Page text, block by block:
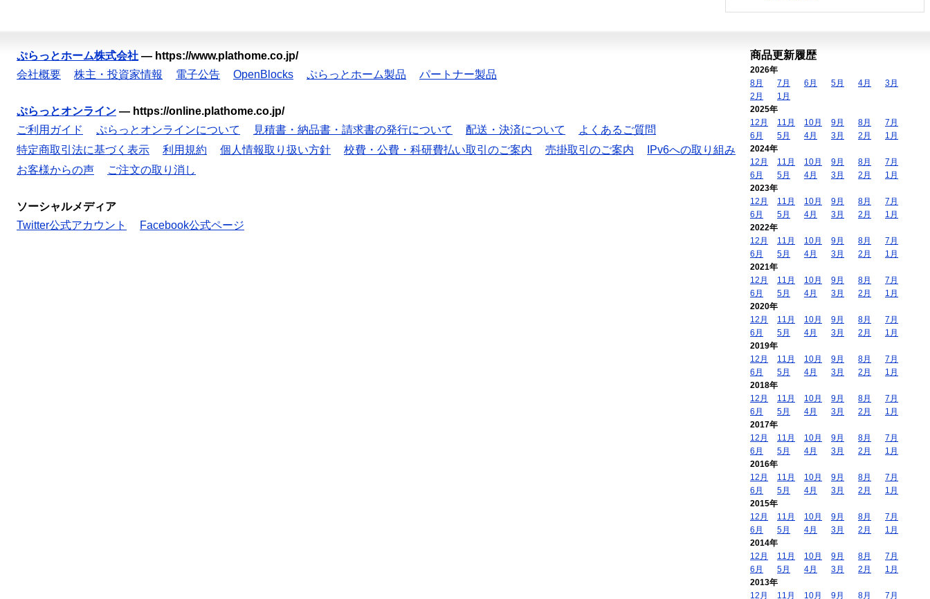
ぷらっとホーム株式会社 — https://www.plathome.co.jp/
会社概要
株主・投資家情報 電子公告 OpenBlocks ぷらっとホーム製品 パートナー製品
ぷらっとオンライン — https://online.plathome.co.jp/
ご利用ガイド
ぷらっとオンラインについて 見積書・納品書・請求書の発行について 配送・決済について
よくあるご質問
特定商取引法に基づく表示
利用規約 個人情報取り扱い方針 校費・公費・科研費払い取引のご案内 売掛取引のご案内
IPv6への取り組み
お客様からの声
ご注文の取り消し
ソーシャルメディア
Twitter公式アカウント
Facebook公式ページ
商品更新履歴
2026年
8月
7月 6月 5月 4月
3月
2月
1月
2025年
12月
11月 10月 9月 8月
7月
6月
5月 4月 3月 2月
1月
2024年
12月
11月 10月 9月 8月
7月
6月
5月 4月 3月 2月
1月
2023年
12月
11月 10月 9月 8月
7月
6月
5月 4月 3月 2月
1月
2022年
12月
11月 10月 9月 8月
7月
6月
5月 4月 3月 2月
1月
2021年
12月
11月 10月 9月 8月
7月
6月
5月 4月 3月 2月
1月
2020年
12月
11月 10月 9月 8月
7月
6月
5月 4月 3月 2月
1月
2019年
12月
11月 10月 9月 8月
7月
6月
5月 4月 3月 2月
1月
2018年
12月
11月 10月 9月 8月
7月
6月
5月 4月 3月 2月
1月
2017年
12月
11月 10月 9月 8月
7月
6月
5月 4月 3月 2月
1月
2016年
12月
11月 10月 9月 8月
7月
6月
5月 4月 3月 2月
1月
2015年
12月
11月 10月 9月 8月
7月
6月
5月 4月 3月 2月
1月
2014年
12月
11月 10月 9月 8月
7月
6月
5月 4月 3月 2月
1月
2013年
12月
11月 10月 9月 8月 7月